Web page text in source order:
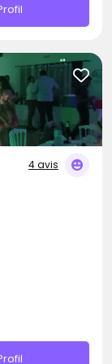
4 avis